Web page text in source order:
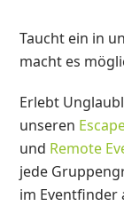
Taucht ein in
macht es
Erlebt
unseren
und Remote
jede
im Eventfinder